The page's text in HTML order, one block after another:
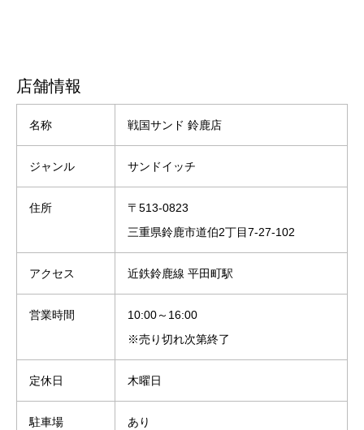
店舗情報
名称 戦国サンド 鈴鹿店
ジャンル サンドイッチ
住所
〒513-0823
三重県鈴鹿市道伯2丁目7-27-102
アクセス 近鉄鈴鹿線 平田町駅
営業時間
10:00～16:00
※売り切れ次第終了
定休日 木曜日
駐車場 あり